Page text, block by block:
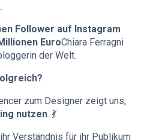
Follower auf Instagram
EuroChiara Ferragni
der Welt.
zum Designer zeigt uns,
nutzen. 💃
Verständnis für ihr Publikum